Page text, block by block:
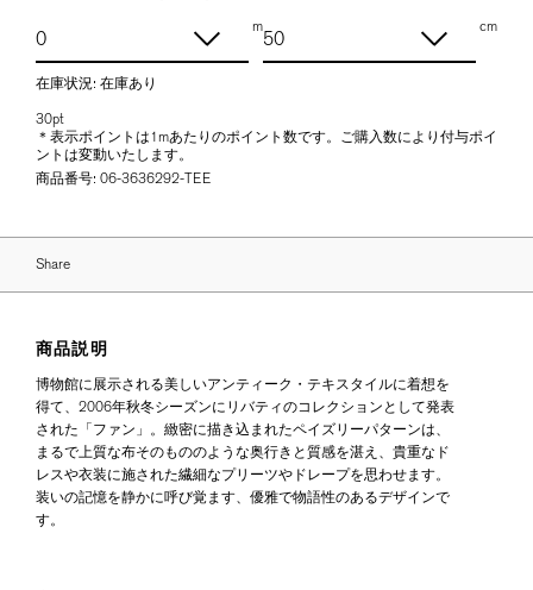
m cm
在庫状況: 在庫あり
30pt
＊表示ポイントは1mあたりのポイント数です。ご購入数により付与ポイ
ントは変動いたします。
商品番号: 06-3636292-TEE
Share
商品説明
博物館に展示される美しいアンティーク・テキスタイルに着想を
得て、2006年秋冬シーズンにリバティのコレクションとして発表
された「ファン」。緻密に描き込まれたペイズリーパターンは、
まるで上質な布そのもののような奥行きと質感を湛え、貴重なド
レスや衣装に施された繊細なプリーツやドレープを思わせます。
装いの記憶を静かに呼び覚ます、優雅で物語性のあるデザインで
す。